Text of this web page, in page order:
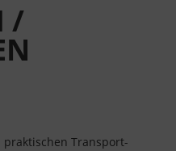
/
praktischen Transport-